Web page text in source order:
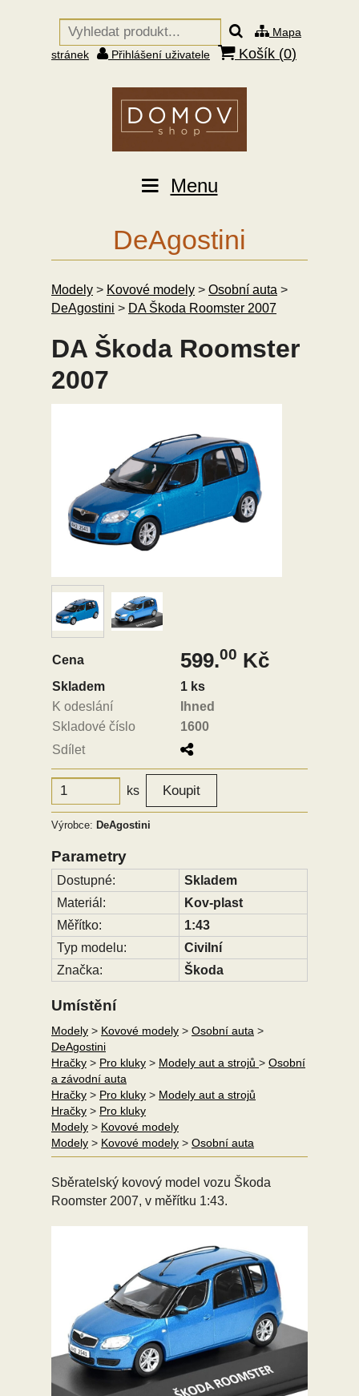
Mapa
stránek
Přihlášení uživatele Košík (0)
Menu
DeAgostini
Modely > Kovové modely > Osobní auta >
DeAgostini > DA Škoda Roomster 2007
DA Škoda Roomster
2007
Cena 599.00 Kč
Skladem
1 ks
K odeslání
Ihned
Skladové číslo
1600
Sdílet
ks
Výrobce: DeAgostini
Parametry
Dostupné:
Skladem
Materiál:
Kov-plast
Měřítko:
1:43
Typ modelu:
Civilní
Značka:
Škoda
Umístění
Modely > Kovové modely > Osobní auta >
DeAgostini
Hračky > Pro kluky > Modely aut a strojů > Osobní
a závodní auta
Hračky > Pro kluky > Modely aut a strojů
Hračky > Pro kluky
Modely > Kovové modely
Modely > Kovové modely > Osobní auta
Sběratelský kovový model vozu Škoda
Roomster 2007, v měřítku 1:43.